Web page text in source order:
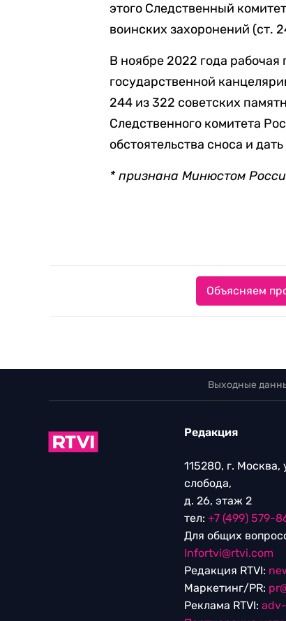
этого Следственный
воинских захоронений (ст.
В ноябре 2022 года
государственной
244 из 322 советских
Следственного комитета
обстоятельства сноса и
* признана Минюстом
Объясняем
Выходные
Редакция
115280, г. Москва,
слобода,
д. 26, этаж 2
тел: +7 (499) 579-
Для общих
Infortvi@rtvi.com
Редакция RTVI:
Маркетинг/PR:
Реклама RTVI: